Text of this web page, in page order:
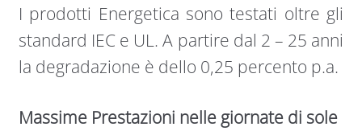
I prodotti Energetica sono testati oltre gli
standard IEC e UL. A partire dal 2 – 25 anni
la degradazione è dello 0,25 percento p.a.
Massime Prestazioni nelle giornate di sole